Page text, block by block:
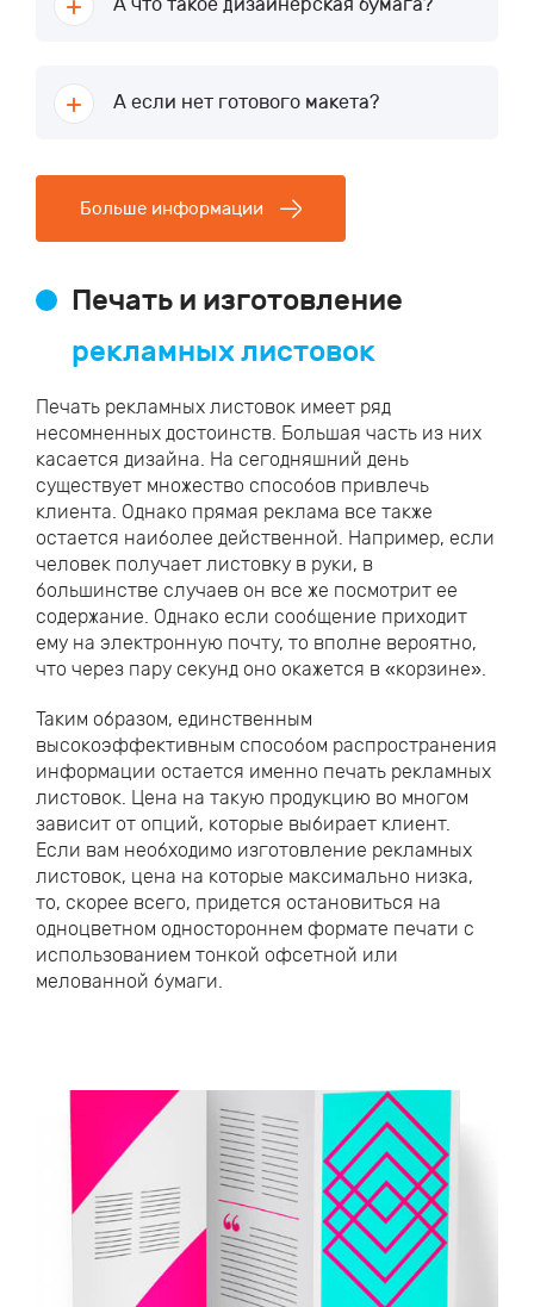
А если нет готового макета?
Больше информации
Печать и изготовление
рекламных листовок
Печать рекламных листовок имеет ряд
несомненных достоинств. Большая часть из них
касается дизайна. На сегодняшний день
существует множество способов привлечь
клиента. Однако прямая реклама все также
остается наиболее действенной. Например, если
человек получает листовку в руки, в
большинстве случаев он все же посмотрит ее
содержание. Однако если сообщение приходит
ему на электронную почту, то вполне вероятно,
что через пару секунд оно окажется в «корзине».
Таким образом, единственным
высокоэффективным способом распространения
информации остается именно печать рекламных
листовок. Цена на такую продукцию во многом
зависит от опций, которые выбирает клиент.
Если вам необходимо изготовление рекламных
листовок, цена на которые максимально низка,
то, скорее всего, придется остановиться на
одноцветном одностороннем формате печати с
использованием тонкой офсетной или
мелованной бумаги.